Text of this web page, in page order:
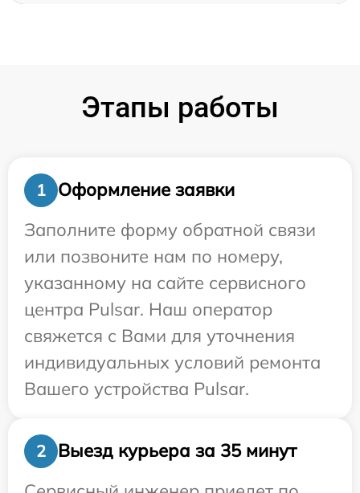
Этапы работы
1
Оформление заявки
Заполните форму обратной связи
или позвоните нам по номеру,
указанному на сайте сервисного
центра Pulsar. Наш оператор
свяжется с Вами для уточнения
индивидуальных условий ремонта
Вашего устройства Pulsar.
2
Выезд курьера за 35 минут